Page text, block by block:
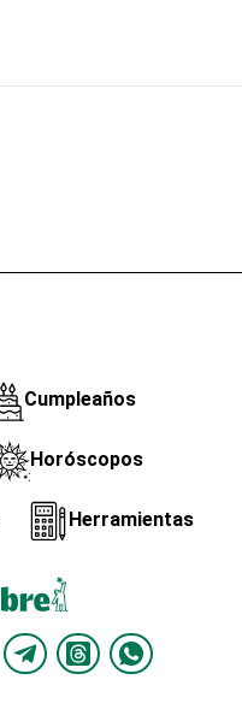
Cumpleaños
Horóscopos
Herramientas